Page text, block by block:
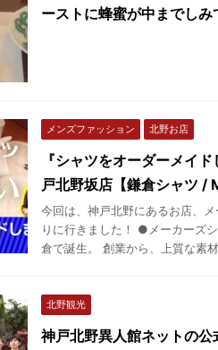
ーストに蜂蜜が中までし
メンズファッション 北野お店
『シャツをオーダーメイ
戸北野坂店【鎌倉シャツ /
今回は、神戸北野にあるお店、
りに行きました！ ●メーカーズ
倉で誕生。 創業から、上質な素
北野観光
神戸北野異人館ネットの